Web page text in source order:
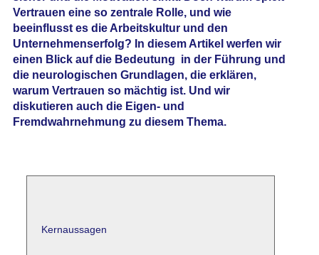
sicher und die Motivation sinkt. Doch warum spielt
Vertrauen eine so zentrale Rolle, und wie beeinflusst
es die Arbeitskultur und den Unternehmenserfolg? In
diesem Artikel werfen wir einen Blick auf die
Bedeutung in der Führung und die neurologischen
Grundlagen, die erklären, warum Vertrauen so mächtig
ist. Und wir diskutieren auch die Eigen- und
Fremdwahrnehmung zu diesem Thema.
Kernaussagen